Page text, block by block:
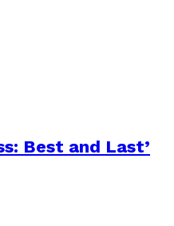
Best and Last’